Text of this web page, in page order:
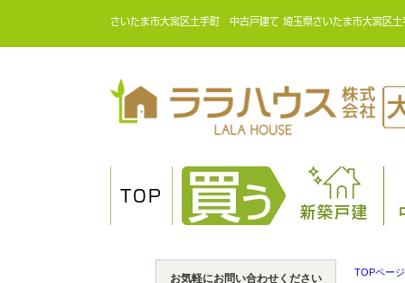
さいたま市大宮区土手町 中古戸建て 埼玉県さいたま市大宮区
TOP
新築戸建
TOPページ
お気軽にお問い合わせください